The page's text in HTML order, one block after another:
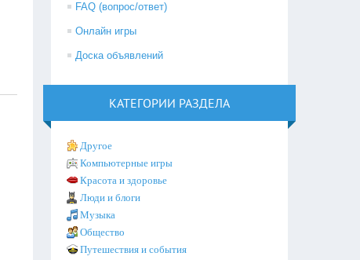
FAQ (вопрос/ответ)
Онлайн игры
Доска объявлений
КАТЕГОРИИ РАЗДЕЛА
Другое
Компьютерные игры
Красота и здоровье
Люди и блоги
Музыка
Общество
Путешествия и события